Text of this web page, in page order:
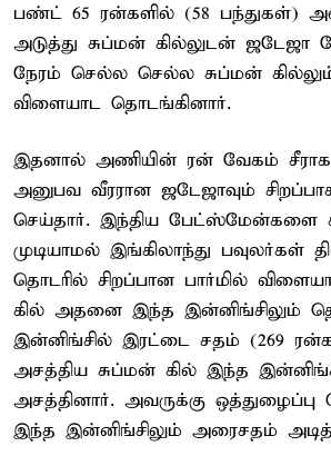
பண்ட் 65 ரன்களில் (58 பந்துகள்)
அடுத்து சுப்மன் கில்லுடன் ஜடேஜா
நேரம் செல்ல செல்ல சுப்மன் கில்லும்
விளையாட தொடங்கினார்.
இதனால் அணியின் ரன் வேகம்
அனுபவ வீரரான ஜடேஜாவும்
செய்தார். இந்திய பேட்ஸ்மேன்களை
முடியாமல் இங்கிலாந்து பவுலர்கள்
தொடரில் சிறப்பான பார்மில்
கில் அதனை இந்த இன்னிங்சிலும்
இன்னிங்சில் இரட்டை சதம் (269
அசத்திய சுப்மன் கில் இந்த
அசத்தினார். அவருக்கு
இந்த இன்னிங்சிலும் அரைசதம்